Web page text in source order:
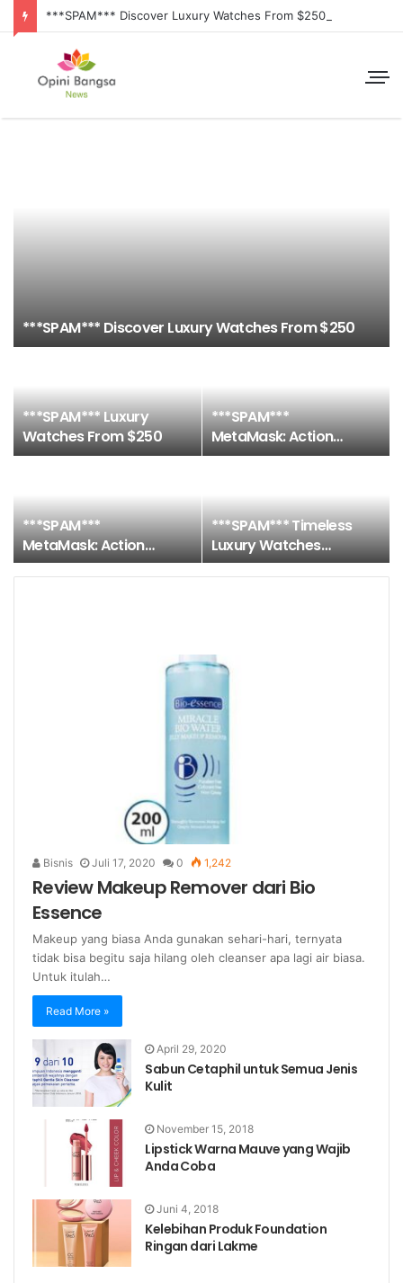
***SPAM*** Discover Luxury Watches From $250
***SPAM*** Discover Luxury Watches From $250
***SPAM*** Luxury
Watches From $250
***SPAM***
MetaMask: Action
Required
***SPAM***
MetaMask: Action
Required
***SPAM*** Timeless
Luxury Watches
Starting at $250
Bisnis Juli 17, 2020 0 1,242
Review Makeup Remover dari Bio
Essence
Makeup yang biasa Anda gunakan sehari-hari, ternyata
tidak bisa begitu saja hilang oleh cleanser apa lagi air biasa.
Untuk itulah…
Read More »
April 29, 2020
Sabun Cetaphil untuk Semua Jenis
Kulit
November 15, 2018
Lipstick Warna Mauve yang Wajib
Anda Coba
Juni 4, 2018
Kelebihan Produk Foundation
Ringan dari Lakme